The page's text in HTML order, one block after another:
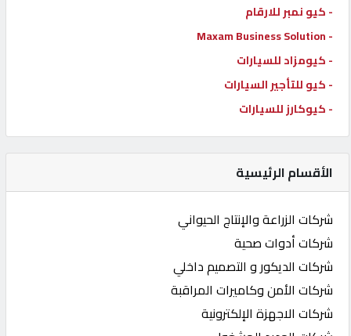
- كيو نمبر للارقام
- Maxam Business Solution
- كيومزاد للسيارات
- كيو للتأجير السيارات
- كيوكارز للسيارات
الأقسام الرئيسية
شركات الزراعة والإنتاج الحيواني
شركات أدوات صحية
شركات الديكور و التصميم داخلي
شركات الأمن وكاميرات المراقبة
شركات الاجهزة الإلكترونية